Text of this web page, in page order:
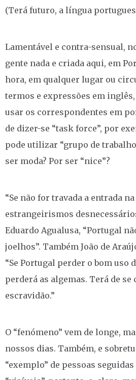
(Terá futuro, a língua
Lamentável e contra-sensual,
gente nada e criada aqui, em
hora, em qualquer lugar ou
termos e expressões em
usar os correspondentes em
de dizer-se “task force”, por
pode utilizar “grupo de
ser moda? Por ser “nice”?
“Se não for travada a entrada
estrangeirismos
Eduardo Agualusa, “Portugal
joelhos”. Também João de
“Se Portugal perder o bom uso
perderá as algemas. Terá de
escravidão.”
O “fenómeno” vem de longe,
nossos dias. Também, e
“exemplo” de pessoas